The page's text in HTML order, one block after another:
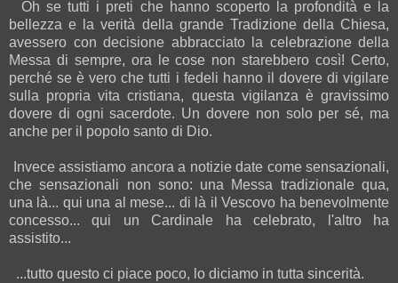
Oh se tutti i preti che hanno scoperto la profondità e la
bellezza e la verità della grande Tradizione della Chiesa,
avessero con decisione abbracciato la celebrazione della
Messa di sempre, ora le cose non starebbero così! Certo,
perché se è vero che tutti i fedeli hanno il dovere di vigilare
sulla propria vita cristiana, questa vigilanza è gravissimo
dovere di ogni sacerdote. Un dovere non solo per sé, ma
anche per il popolo santo di Dio.
Invece assistiamo ancora a notizie date come sensazionali,
che sensazionali non sono: una Messa tradizionale qua,
una là... qui una al mese... di là il Vescovo ha benevolmente
concesso... qui un Cardinale ha celebrato, l'altro ha
assistito...
...tutto questo ci piace poco, lo diciamo in tutta sincerità.